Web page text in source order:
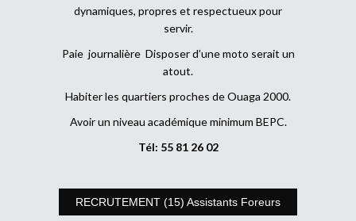
dynamiques, propres et respectueux pour
servir.
Paie journalière Disposer d’une moto serait un
atout.
Habiter les quartiers proches de Ouaga 2000.
Avoir un niveau académique minimum BEPC.
Tél: 55 81 26 02
RECRUTEMENT (15) Assistants Foreurs